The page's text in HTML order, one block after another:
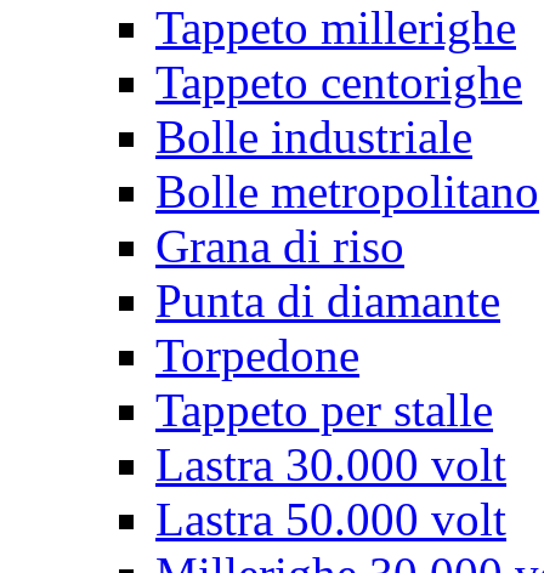
Tappeto millerighe
Tappeto centorighe
Bolle industriale
Bolle metropolitano
Grana di riso
Punta di diamante
Torpedone
Tappeto per stalle
Lastra 30.000 volt
Lastra 50.000 volt